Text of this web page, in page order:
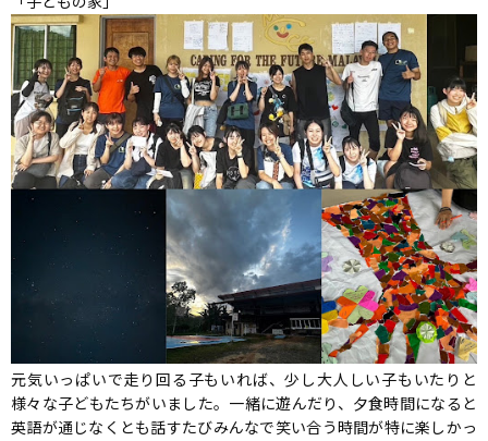
元気いっぱいで走り回る子もいれば、少し大人しい子もいたりと
様々な子どもたちがいました。一緒に遊んだり、夕食時間になると
英語が通じなくとも話すたびみんなで笑い合う時間が特に楽しかっ